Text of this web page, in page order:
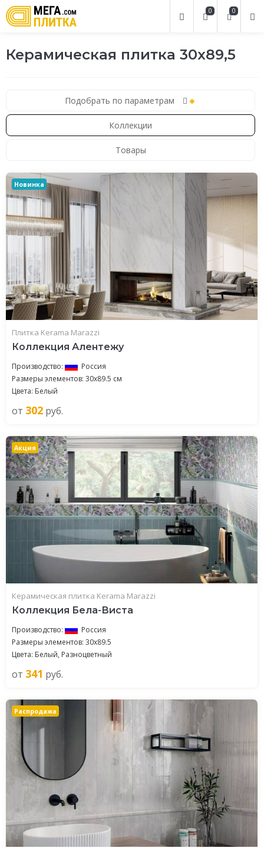
0
0
Керамическая плитка 30x89,5
Подобрать по параметрам
Коллекции
Товары
Новинка
Плитка Kerama Marazzi
Коллекция Алентежу
Производство:
Россия
Размеры элементов: 30x89.5 см
Цвета: Белый
от 302 руб.
Акция
Керамическая плитка Kerama Marazzi
Коллекция Бела-Виста
Производство:
Россия
Размеры элементов: 30x89.5
Цвета: Белый, Разноцветный
от 341 руб.
Распродажа